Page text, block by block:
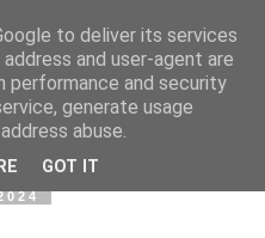
to deliver its services
and user-agent are
performance and security
generate usage
abuse.
GOT IT